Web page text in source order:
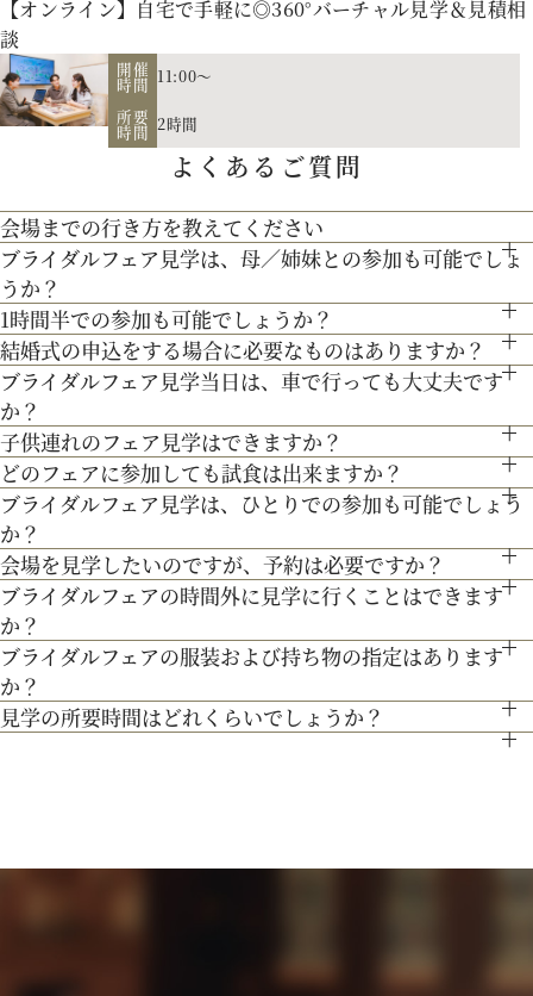
お二人の希望に合わせた挙式のスタイル（挙式のみ、披露
宴、パーティー等）や予算に応じたプランニングをさせていた
だきます。
人気のテーマやトレンドを取り入れたアイディアをご紹介。
【北海道フレンチ】北海道の契約生産者さん直送の食材を使
用。アーティストのライブやイベントでもケータリング実績を
持つ貴田岡シェフの試食をお楽しみください！
最新のトレンドコーディネート体験が可能。
個性やテーマに合わせて素敵な空間を作り上げます！ウェディ
ングのテーマやお二人のこだわりを反映させたオリジナルの会
場コーディネートをお楽しみください。
200年の歴史ある厳かな雰囲気に包まれる大聖堂で、結婚式の
真髄を感じていただける見学ツアー。広大な空間と圧倒的な美
しさを誇る大聖堂で、神聖な儀式が執り行われる特別な場所
を、ぜひ実際にご体感ください♪
３Dプロジェクションマッピングを始め、先輩カップル絶賛の
最先端のウェディング演出の数々をご紹介。ゲストと楽しむ演
出、お姫様のように注目される演出、あなたの理想にあったも
のをご提案します。
【オンライン】自宅で手軽に◎360°バーチャル見学＆見積相
談
開催
時間 11:00～
所要
時間 2時間
よくあるご質問
会場までの行き方を教えてください
●お車でお越しの方へ JR札幌駅から約15分 地下鉄西28丁
目から約3分
●交通機関をご利用の方へ 地下鉄東西線「西28丁目」駅下
車 2番出口より徒歩約15分となっております。
ブライダルフェア見学は、母／姉妹との参加も可能でしょ
うか？
もちろん可能です。親御様やご家族との参加も歓迎しておりま
す。
1時間半での参加も可能でしょうか？
通常、会場見学と試食で3時間程となります。時間内で必要な
ご案内にてご対応させて頂きます。
結婚式の申込をする場合に必要なものはありますか？
お内金と印鑑をお持ちいただいております。都度、プランナー
よりご案内させて頂きますのでご安心ください。
ブライダルフェア見学当日は、車で行っても大丈夫です
か？
お車でお越しいただいても大丈夫です。その際は、会場併設の
無料駐車場をご利用下さい。
子供連れのフェア見学はできますか？
もちろん可能です。授乳室等もご用意しておりますのでご安心
ください。
また、お子様連れでのご来館が不安な場合は、オンライン相談
フェアもご検討下さい。
どのフェアに参加しても試食は出来ますか？
「試食」マークのついているフェアにて、シェフ厳選料理の無
料試食を行っております。
ブライダルフェア見学は、ひとりでの参加も可能でしょう
か？
もちろん可能です。おひとり様でのご見学も歓迎しておりま
す。
会場を見学したいのですが、予約は必要ですか？
予約制ではございませんが、予約の方優先でご案内をしており
ます。
事前にご予約頂けますとご希望の日時に見学確実かと存じます
ので、ブライダルフェアページより予約、またはお電話にてお
ブライダルフェアの時間外に見学に行くことはできます
か？
ブライダルフェア開催時間帯での参加が難しい場合は、お電話
にてお気軽にご相談下さい。
ブライダルフェアの服装および持ち物の指定はあります
か？
特に指定はございません。服装は普段着でお気軽にお越しく
見学の所要時間はどれくらいでしょうか？
ご試食やお見積もり・日程のご提示を含めて３時間程お時間を